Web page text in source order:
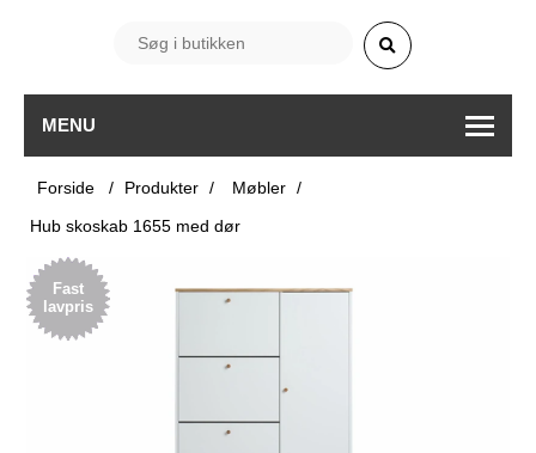
MENU
Forside / Produkter / Møbler /
Hub skoskab 1655 med dør
Fast
lavpris